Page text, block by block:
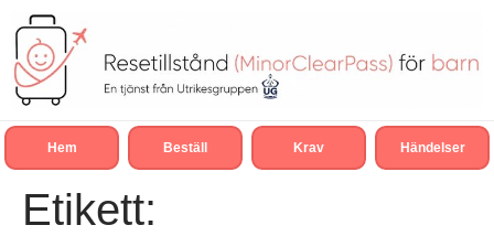
Hem Beställ Krav Händelser
Etikett: